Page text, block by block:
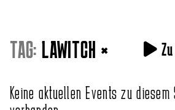
TAG: LAWITCH ×
Keine aktuellen Events zu diesem